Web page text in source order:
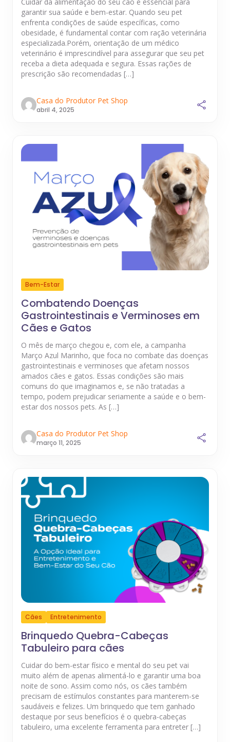
Cuidar da alimentação do seu cão é essencial para
garantir sua saúde e bem-estar. Quando seu pet
enfrenta condições de saúde específicas, como
obesidade, é fundamental contar com ração veterinária
especializada.Porém, orientação de um médico
veterinário é imprescindível para assegurar que seu pet
receba a dieta adequada e segura. Essas rações de
prescrição são recomendadas […]
Casa do Produtor Pet Shop
abril 4, 2025
Bem-Estar
Combatendo Doenças
Gastrointestinais e Verminoses em
Cães e Gatos
O mês de março chegou e, com ele, a campanha
Março Azul Marinho, que foca no combate das doenças
gastrointestinais e verminoses que afetam nossos
amados cães e gatos. Essas condições são mais
comuns do que imaginamos e, se não tratadas a
tempo, podem prejudicar seriamente a saúde e o bem-
estar dos nossos pets. As […]
Casa do Produtor Pet Shop
março 11, 2025
Cães Entretenimento
Brinquedo Quebra-Cabeças
Tabuleiro para cães
Cuidar do bem-estar físico e mental do seu pet vai
muito além de apenas alimentá-lo e garantir uma boa
noite de sono. Assim como nós, os cães também
precisam de estímulos constantes para manterem-se
saudáveis e felizes. Um brinquedo que tem ganhado
destaque por seus benefícios é o quebra-cabeças
tabuleiro, uma excelente ferramenta para entreter […]